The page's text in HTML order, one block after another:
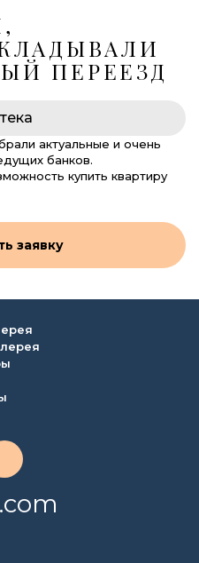
ПЕРЕЕЗД
актуальные и очень
банков.
купить квартиру
заявку